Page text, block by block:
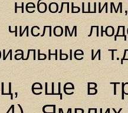
числом
и
еще в